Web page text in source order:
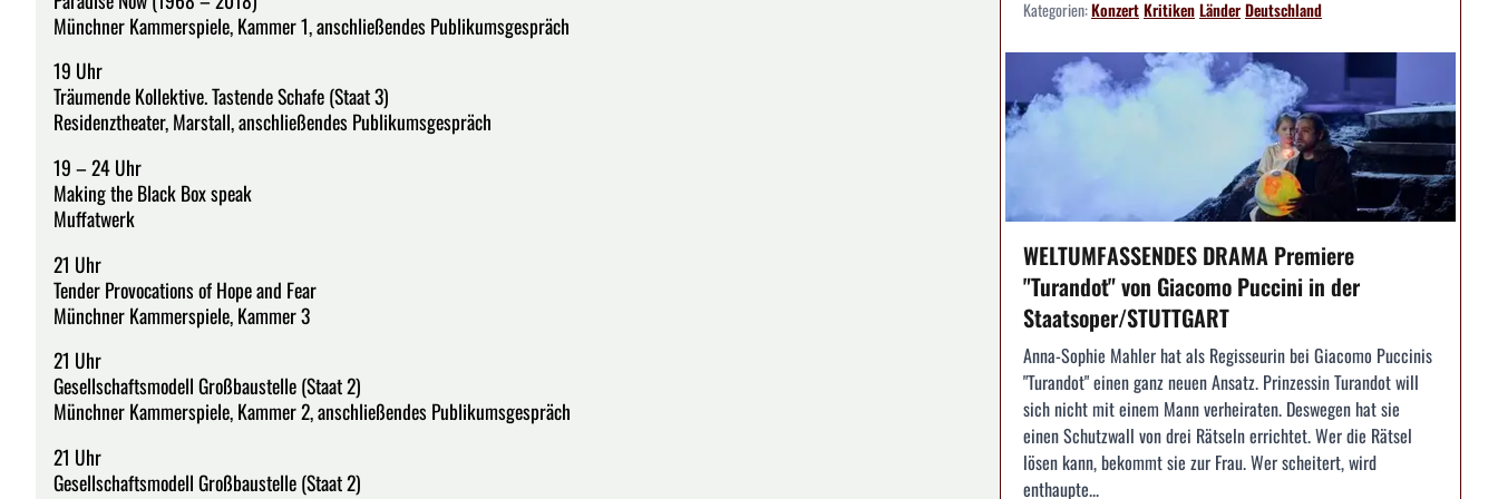
Münchner Kammerspiele, Kammer 1, anschließendes Publikumsgespräch
19 Uhr
Träumende Kollektive. Tastende Schafe (Staat 3)
Residenztheater, Marstall, anschließendes Publikumsgespräch
19 – 24 Uhr
Making the Black Box speak
Muffatwerk
21 Uhr
Tender Provocations of Hope and Fear
Münchner Kammerspiele, Kammer 3
21 Uhr
Gesellschaftsmodell Großbaustelle (Staat 2)
Münchner Kammerspiele, Kammer 2, anschließendes Publikumsgespräch
21 Uhr
Gesellschaftsmodell Großbaustelle (Staat 2)
Kategorien:KonzertKritikenLänderDeutschland
WELTUMFASSENDES DRAMA Premiere
"Turandot" von Giacomo Puccini in der
Staatsoper/STUTTGART
Anna-Sophie Mahler hat als Regisseurin bei Giacomo Puccinis
"Turandot" einen ganz neuen Ansatz. Prinzessin Turandot will
sich nicht mit einem Mann verheiraten. Deswegen hat sie
einen Schutzwall von drei Rätseln errichtet. Wer die Rätsel
lösen kann, bekommt sie zur Frau. Wer scheitert, wird
enthaupte...